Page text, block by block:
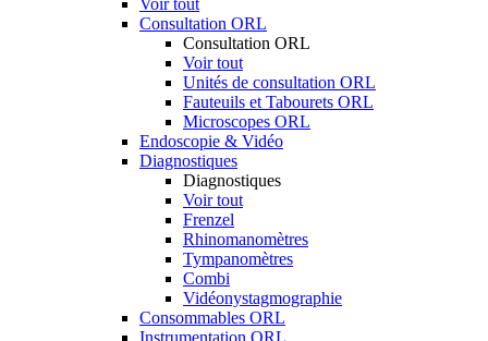
Voir tout
Consultation ORL
Consultation ORL
Voir tout
Unités de consultation ORL
Fauteuils et Tabourets ORL
Microscopes ORL
Endoscopie & Vidéo
Diagnostiques
Diagnostiques
Voir tout
Frenzel
Rhinomanomètres
Tympanomètres
Combi
Vidéonystagmographie
Consommables ORL
Instrumentation ORL